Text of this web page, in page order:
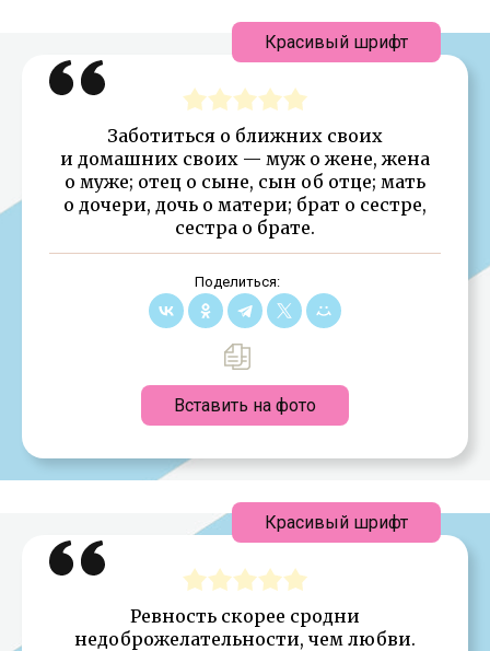
Заботиться о ближних своих
и домашних своих — муж о жене, жена
о муже; отец о сыне, сын об отце; мать
о дочери, дочь о матери; брат о сестре,
сестра о брате.
Поделиться:
Вставить на фото
Красивый шрифт
Ревность скорее сродни
недоброжелательности, чем любви.
Красивый шрифт